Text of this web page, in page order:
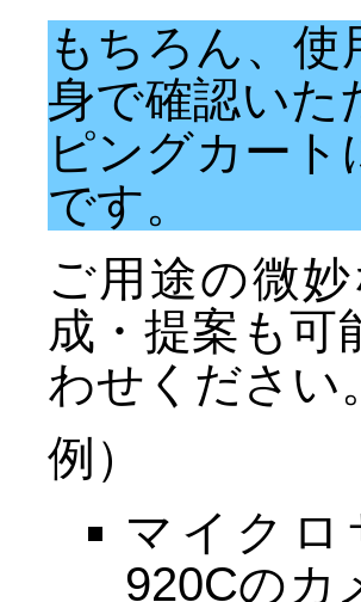
もちろん、
身で確認いた
ピングカー
です。
ご用途の微
成・提案も可
わせください。
例）
マイクロ
920Cのカ